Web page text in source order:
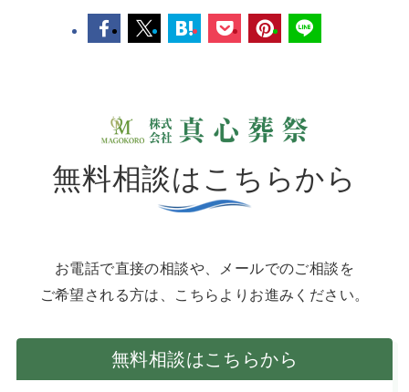
無料相談はこちらから
お電話で直接の相談や、メールでのご相談を
ご希望される方は、こちらよりお進みください。
無料相談はこちらから